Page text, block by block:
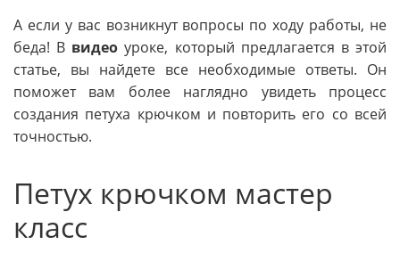
А если у вас возникнут вопросы по ходу работы, не
беда! В видео уроке, который предлагается в этой
статье, вы найдете все необходимые ответы. Он
поможет вам более наглядно увидеть процесс
создания петуха крючком и повторить его со всей
точностью.
Петух крючком мастер
класс